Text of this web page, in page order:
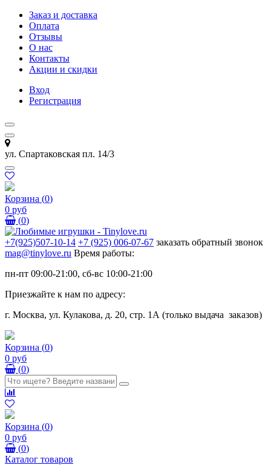
Заказ и доставка
Оплата
Отзывы
О нас
Контакты
Акции и скидки
Вход
Регистрация
ул. Спартаковская пл. 14/3
Корзина (0)
0 руб
(0)
+7(925)507-10-14 +7 (925) 006-07-67 заказать обратный звонок
mag@tinylove.ru Время работы:
пн-пт 09:00-21:00, сб-вс 10:00-21:00
Приезжайте к нам по адресу:
г. Москва, ул. Кулакова, д. 20, стр. 1А (только выдача заказов)
Корзина (0)
0 руб
(0)
Корзина (0)
0 руб
(0)
Каталог товаров